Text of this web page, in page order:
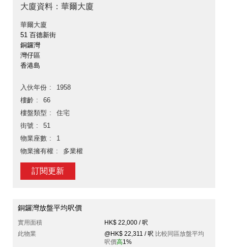
大廈資料：華爾大廈
華爾大廈
51 百德新街
銅鑼灣
灣仔區
香港島
入伙年份
1958
樓齡
66
樓盤類型
住宅
街號
51
物業座數
1
物業擁有權
多業權
訂閱更新
銅鑼灣放盤平均呎價
實用面積
HK$ 22,000 / 呎
此物業
@HK$ 22,311 / 呎 比較同區放盤平均
呎價高1%